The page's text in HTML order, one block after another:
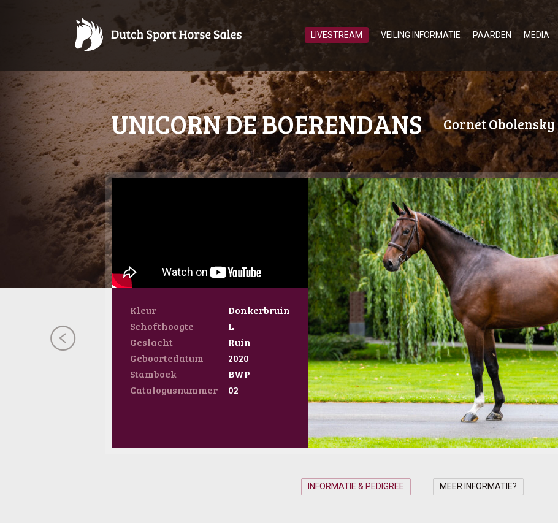
LIVESTREAM VEILING INFORMATIE PAARDEN MEDIA
UNICORN DE BOERENDANS Cornet Obolensky
Kleur
Donkerbruin
Schofthoogte
L
Geslacht
Ruin
Geboortedatum
2020
Stamboek
BWP
Catalogusnummer
02
INFORMATIE & PEDIGREE MEER INFORMATIE?